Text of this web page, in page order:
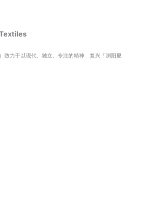
致力于以现代、独立、专注的精神，复兴「浏阳夏